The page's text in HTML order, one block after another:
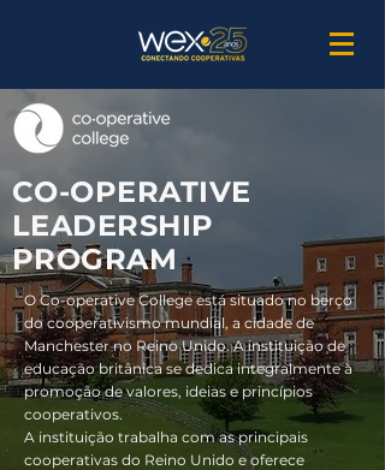
CO-OPERATIVE
LEADERSHIP
PROGRAM
O Co-operative College está situado no berço
do cooperativismo mundial, a cidade de
Manchester no Reino Unido. A instituição de
educação britânica se dedica integralmente à
promoção de valores, ideias e princípios
cooperativos.
A instituição trabalha com as principais
cooperativas do Reino Unido e oferece